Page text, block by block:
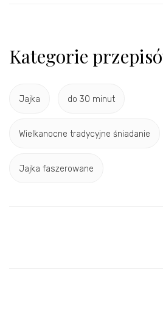
Kategorie
Jajka do 30 minut
Wielkanocne tradycyjne śniadanie
Jajka faszerowane